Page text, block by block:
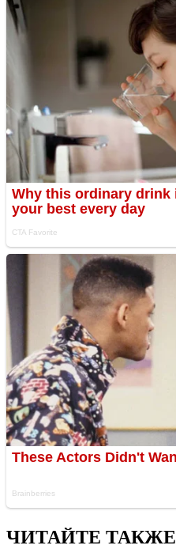
ЧИТАЙТЕ ТАКЖЕ